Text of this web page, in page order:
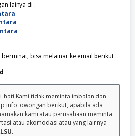
lainya di :
bisa melamar ke email berikut :
hati Kami tidak meminta imbalan dan
info lowongan berikut, apabila ada
kami atau perusahaan meminta
atau akomodasi atau yang lainnya